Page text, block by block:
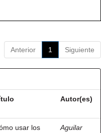
Anterior 1 Siguiente
Autor(es)
usar los
Aguilar